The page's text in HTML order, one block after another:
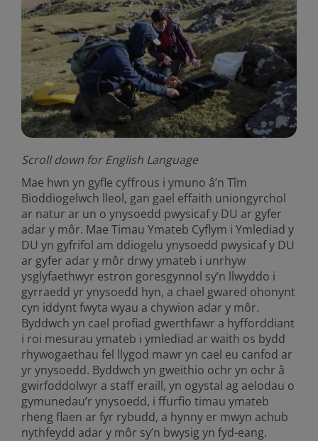
Scroll down for English Language
Mae hwn yn gyfle cyffrous i ymuno â’n Tîm
Bioddiogelwch lleol, gan gael effaith uniongyrchol
ar natur ar un o ynysoedd pwysicaf y DU ar gyfer
adar y môr. Mae Timau Ymateb Cyflym i Ymlediad y
DU yn gyfrifol am ddiogelu ynysoedd pwysicaf y DU
ar gyfer adar y môr drwy ymateb i unrhyw
ysglyfaethwyr estron goresgynnol sy’n llwyddo i
gyrraedd yr ynysoedd hyn, a chael gwared ohonynt
cyn iddynt fwyta wyau a chywion adar y môr.
Byddwch yn cael profiad gwerthfawr a hyfforddiant
i roi mesurau ymateb i ymlediad ar waith os bydd
rhywogaethau fel llygod mawr yn cael eu canfod ar
yr ynysoedd. Byddwch yn gweithio ochr yn ochr â
gwirfoddolwyr a staff eraill, yn ogystal ag aelodau o
gymunedau’r ynysoedd, i ffurfio timau ymateb
rheng flaen ar fyr rybudd, a hynny er mwyn achub
nythfeydd adar y môr sy’n bwysig yn fyd-eang.